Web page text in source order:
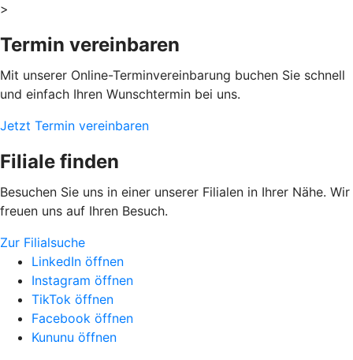
>
Termin vereinbaren
Mit unserer Online-Terminvereinbarung buchen Sie schnell
und einfach Ihren Wunschtermin bei uns.
Jetzt Termin vereinbaren
Filiale finden
Besuchen Sie uns in einer unserer Filialen in Ihrer Nähe. Wir
freuen uns auf Ihren Besuch.
Zur Filialsuche
LinkedIn öffnen
Instagram öffnen
TikTok öffnen
Facebook öffnen
Kununu öffnen